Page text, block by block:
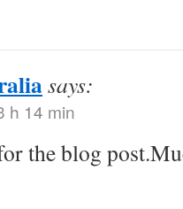
says:
h 14 min
the blog